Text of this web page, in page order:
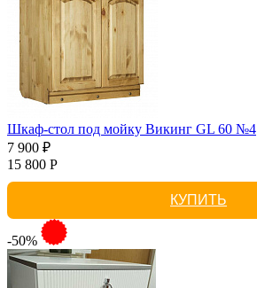
Шкаф-стол под мойку Викинг GL 60 №4
7 900 ₽
15 800 Р
КУПИТЬ
-50%